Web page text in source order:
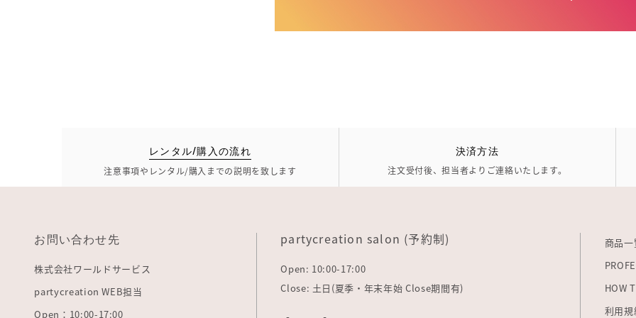
レンタル/購入の流れ
注意事項やレンタル/購入までの説明を致します
決済方法
注文受付後、担当者よりご連絡いたします。
お問い合わせ先
株式会社ワールドサービス
partycreation WEB担当
Open：10:00-17:00
partycreation salon (予約制)
Open: 10:00-17:00
Close: 土日(夏季・年末年始 Close期間有)
商品
HOW
利用規